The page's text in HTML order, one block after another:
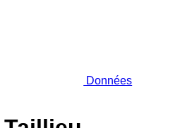
Données